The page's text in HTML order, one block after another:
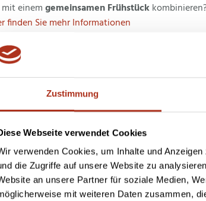
Zustimmung
Webseite verwendet Cookies
verwenden Cookies, um Inhalte und
die Zugriffe auf unsere Website zu
an unsere Partner für soziale Medien,
mit weiteren Daten zusammen,
einemgemeinsamen Frühstück
finden Sie mehr Informationen